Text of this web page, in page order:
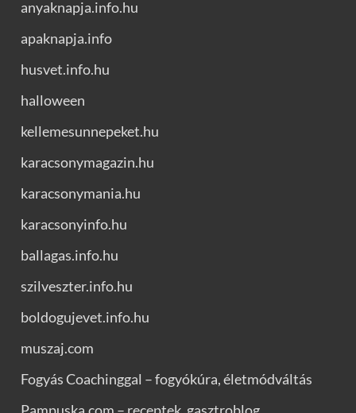
anyaknapja.info.hu
apaknapja.info
husvet.info.hu
halloween
kellemesunnepeket.hu
karacsonymagazin.hu
karacsonymania.hu
karacsonyinfo.hu
ballagas.info.hu
szilveszter.info.hu
boldogujevet.info.hu
muszaj.com
Fogyás Coachinggal – fogyókúra, életmódváltás